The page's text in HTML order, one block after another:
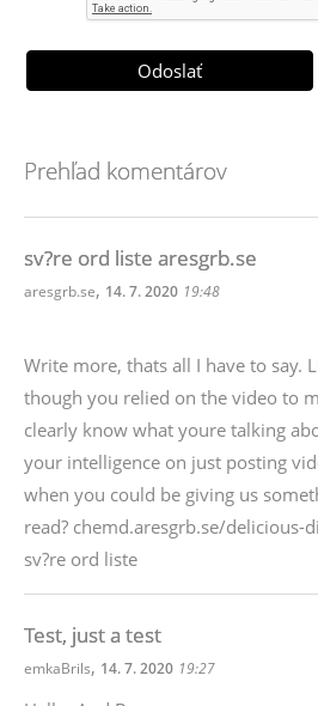
Prehľad komentárov
sv?re ord liste aresgrb.se
aresgrb.se, 14. 7. 2020 19:48
Write more, thats all I have to say.
though you relied on the video to
clearly know what youre talking
your intelligence on just posting
when you could be giving us
read? chemd.aresgrb.se/delicious-
sv?re ord liste
Test, just a test
emkaBrils, 14. 7. 2020 19:27